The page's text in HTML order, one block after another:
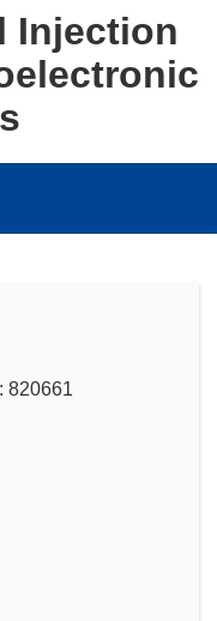
Injection
820661